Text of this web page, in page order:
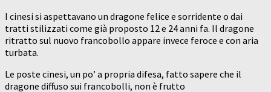
I cinesi si aspettavano un dragone felice e sorridente o dai
tratti stilizzati come già proposto 12 e 24 anni fa. Il dragone
ritratto sul nuovo francobollo appare invece feroce e con aria
turbata.
Le poste cinesi, un po’ a propria difesa, fatto sapere che il
dragone diffuso sui francobolli, non è frutto